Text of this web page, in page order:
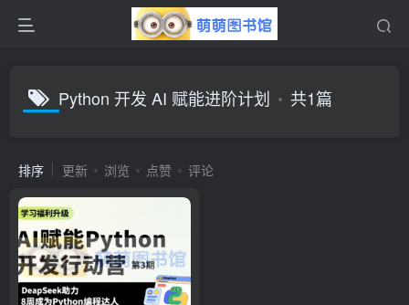
Python 开发 AI 赋能进阶计划 共1篇
排序 更新 浏览 点赞 评论